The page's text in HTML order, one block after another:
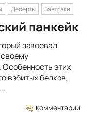
Десерты Завтраки
панкейк
завоевал
Особенность этих
взбитых белков,
Комментарий